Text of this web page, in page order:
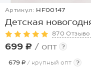
Артикул: HF00147
Детская
870
699 ₽ / опт ?
679 ₽ / крупный опт ?